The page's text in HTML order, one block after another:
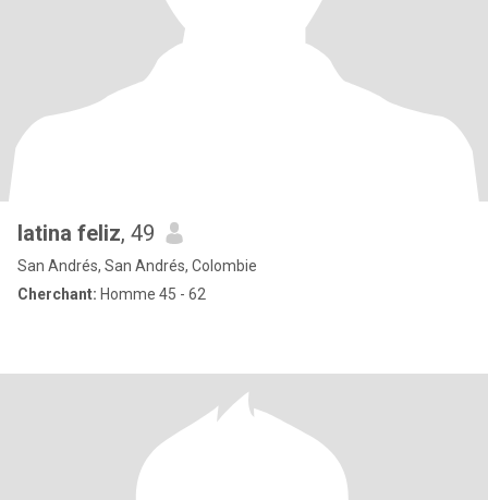
latina feliz, 49
San Andrés, San Andrés, Colombie
Cherchant: Homme 45 - 62